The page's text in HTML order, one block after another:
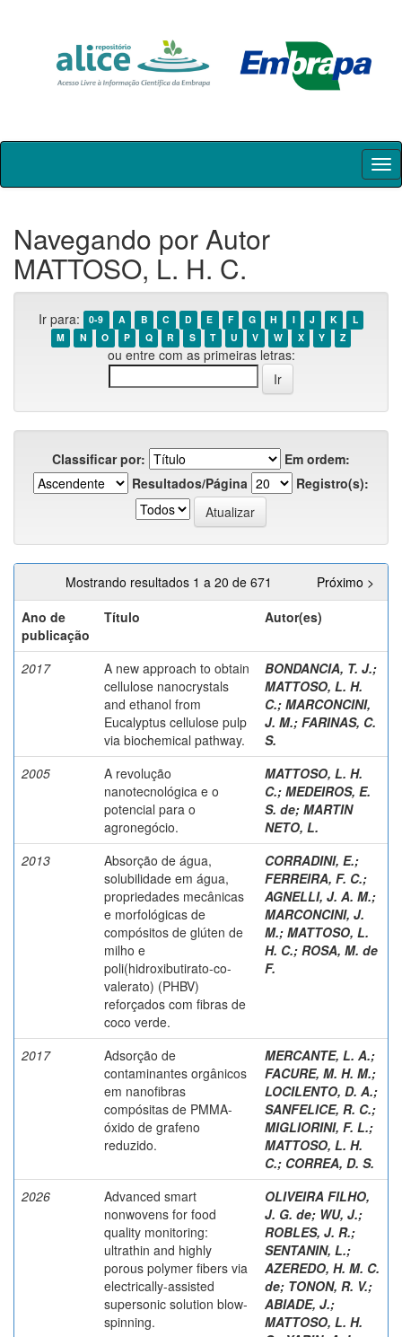
Skip
Navegando por Autor
MATTOSO, L. H. C.
Ir para: 0-9 A B C D E F G H I J K
L
M
N O P Q R S T U V W X Y Z
ou entre com as primeiras letras:
Classificar por:
Em ordem:
Resultados/Página
Registro(s):
Mostrando resultados 1 a 20 de 671
Próximo >
Ano de
publicação
Título Autor(es)
2017
A new approach to obtain
cellulose nanocrystals
and ethanol from
Eucalyptus cellulose pulp
via biochemical pathway.
BONDANCIA, T. J.;
MATTOSO, L. H.
C.; MARCONCINI,
J. M.; FARINAS, C.
S.
2005
A revolução
nanotecnológica e o
potencial para o
agronegócio.
MATTOSO, L. H.
C.; MEDEIROS, E.
S. de; MARTIN
NETO, L.
2013
Absorção de água,
solubilidade em água,
propriedades mecânicas
e morfológicas de
compósitos de glúten de
milho e
poli(hidroxibutirato-co-
valerato) (PHBV)
reforçados com fibras de
coco verde.
CORRADINI, E.;
FERREIRA, F. C.;
AGNELLI, J. A. M.;
MARCONCINI, J.
M.; MATTOSO, L.
H. C.; ROSA, M. de
F.
2017
Adsorção de
contaminantes orgânicos
em nanofibras
compósitas de PMMA-
óxido de grafeno
reduzido.
MERCANTE, L. A.;
FACURE, M. H. M.;
LOCILENTO, D. A.;
SANFELICE, R. C.;
MIGLIORINI, F. L.;
MATTOSO, L. H.
C.; CORREA, D. S.
2026
Advanced smart
nonwovens for food
quality monitoring:
ultrathin and highly
porous polymer fibers via
electrically-assisted
supersonic solution blow-
spinning.
OLIVEIRA FILHO,
J. G. de; WU, J.;
ROBLES, J. R.;
SENTANIN, L.;
AZEREDO, H. M. C.
de; TONON, R. V.;
ABIADE, J.;
MATTOSO, L. H.